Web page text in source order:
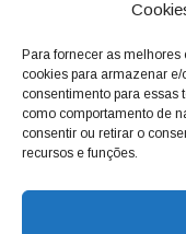
Para fornecer as
cookies para armazenar
consentimento para essas
como comportamento de
consentir ou retirar o
recursos e funções.
dois jornais. Há
com o foco de
deixamos de lado as
questionando os
para a cidade e